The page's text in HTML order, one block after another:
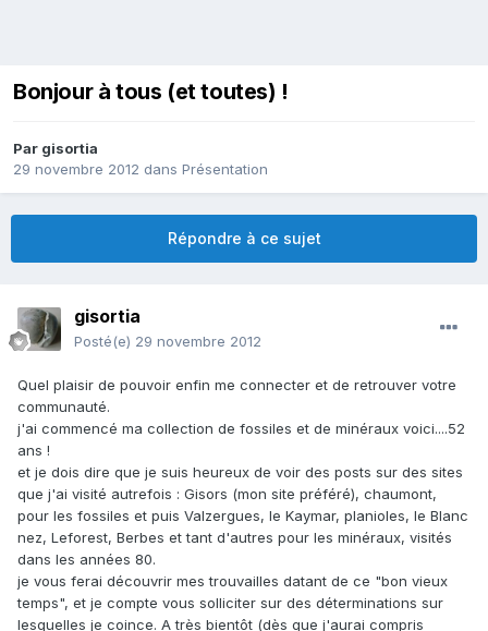
Bonjour à tous (et toutes) !
Par gisortia
29 novembre 2012 dans Présentation
Répondre à ce sujet
gisortia
Posté(e) 29 novembre 2012
Quel plaisir de pouvoir enfin me connecter et de retrouver votre
communauté.
j'ai commencé ma collection de fossiles et de minéraux voici....52
ans !
et je dois dire que je suis heureux de voir des posts sur des sites
que j'ai visité autrefois : Gisors (mon site préféré), chaumont,
pour les fossiles et puis Valzergues, le Kaymar, planioles, le Blanc
nez, Leforest, Berbes et tant d'autres pour les minéraux, visités
dans les années 80.
je vous ferai découvrir mes trouvailles datant de ce "bon vieux
temps", et je compte vous solliciter sur des déterminations sur
lesquelles je coince. A très bientôt (dès que j'aurai compris